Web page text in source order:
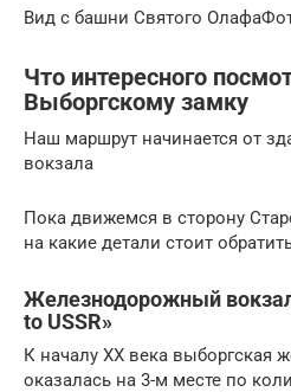
Вид с башни Святого
Что интересного
Выборгскому замку
Наш маршрут начинается от
вокзала
Пока движемся в сторону
на какие детали стоит
Железнодорожный
to USSR»
К началу XX века выборгская
оказалась на 3-м месте по